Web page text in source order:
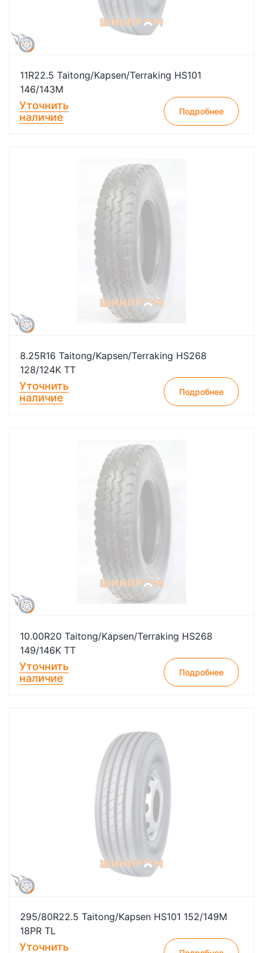
11R22.5 Taitong/Kapsen/Terraking HS101
146/143M
Уточнить
наличие
Подробнее
8.25R16 Taitong/Kapsen/Terraking HS268
128/124K TT
Уточнить
наличие
Подробнее
10.00R20 Taitong/Kapsen/Terraking HS268
149/146K TT
Уточнить
наличие
Подробнее
295/80R22.5 Taitong/Kapsen HS101 152/149M
18PR TL
Уточнить